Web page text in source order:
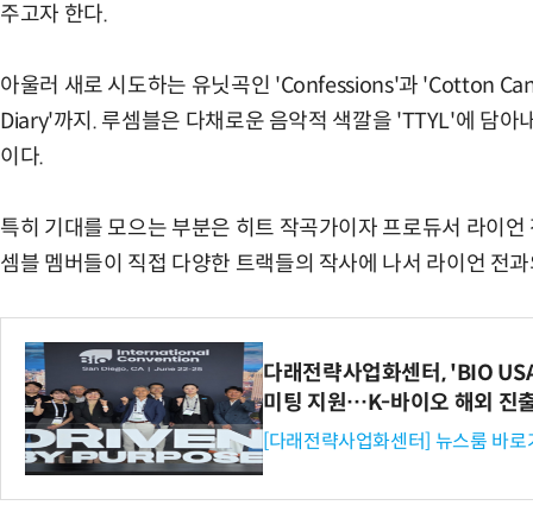
주고자 한다.
아울러 새로 시도하는 유닛곡인 'Confessions'과 'Cotton
Diary'까지. 루셈블은 다채로운 음악적 색깔을 'TTYL'에 담아
이다.
특히 기대를 모으는 부분은 히트 작곡가이자 프로듀서 라이
셈블 멤버들이 직접 다양한 트랙들의 작사에 나서 라이언 전
다래전략사업화센터, 'BIO
미팅 지원…K-바이오 해외 진
[다래전략사업화센터] 뉴스룸 바로